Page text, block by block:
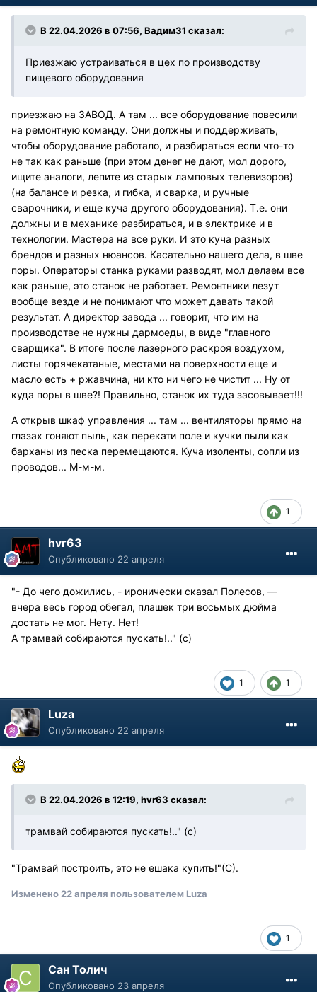
В 22.04.2026 в 07:56, Вадим31 сказал:
Приезжаю устраиваться в цех по производству
пищевого оборудования
приезжаю на ЗАВОД. А там ... все оборудование повесили
на ремонтную команду. Они должны и поддерживать,
чтобы оборудование работало, и разбираться если что-то
не так как раньше (при этом денег не дают, мол дорого,
ищите аналоги, лепите из старых ламповых телевизоров)
(на балансе и резка, и гибка, и сварка, и ручные
сварочники, и еще куча другого оборудования). Т.е. они
должны и в механике разбираться, и в электрике и в
технологии. Мастера на все руки. И это куча разных
брендов и разных нюансов. Касательно нашего дела, в шве
поры. Операторы станка руками разводят, мол делаем все
как раньше, это станок не работает. Ремонтники лезут
вообще везде и не понимают что может давать такой
результат. А директор завода ... говорит, что им на
производстве не нужны дармоеды, в виде "главного
сварщика". В итоге после лазерного раскроя воздухом,
листы горячекатаные, местами на поверхности еще и
масло есть + ржавчина, ни кто ни чего не чистит ... Ну от
куда поры в шве?! Правильно, станок их туда засовывает!!!
А открыв шкаф управления ... там ... вентиляторы прямо на
глазах гоняют пыль, как перекати поле и кучки пыли как
барханы из песка перемещаются. Куча изоленты, сопли из
проводов... М-м-м.
1
hvr63
Опубликовано 22 апреля
"- До чего дожились, - иронически сказал Полесов, —
вчера весь город обегал, плашек три восьмых дюйма
достать не мог. Нету. Нет!
А трамвай собираются пускать!.." (с)
1 1
Luza
Опубликовано 22 апреля
В 22.04.2026 в 12:19, hvr63 сказал:
трамвай собираются пускать!.." (с)
"Трамвай построить, это не ешака купить!"(С).
Изменено 22 апреля пользователем Luza
1
Сан Толич
Опубликовано 23 апреля